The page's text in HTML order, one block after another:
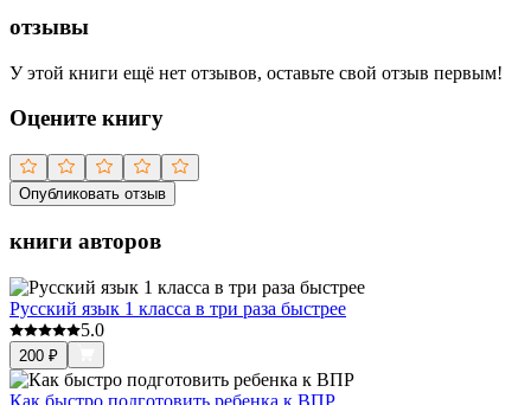
отзывы
У этой книги ещё нет отзывов, оставьте свой отзыв первым!
Оцените книгу
Опубликовать отзыв
книги авторов
Русский язык 1 класса в три раза быстрее
5.0
200 ₽
Как быстро подготовить ребенка к ВПР